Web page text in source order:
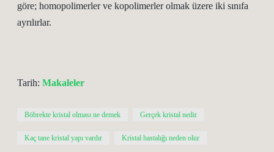
göre; homopolimerler ve kopolimerler olmak üzere iki sınıfa
ayrılırlar.
Tarih: Makaleler
Böbrekte kristal olması ne demek Gerçek kristal nedir
Kaç tane kristal yapı vardır Kristal hastalığı neden olur